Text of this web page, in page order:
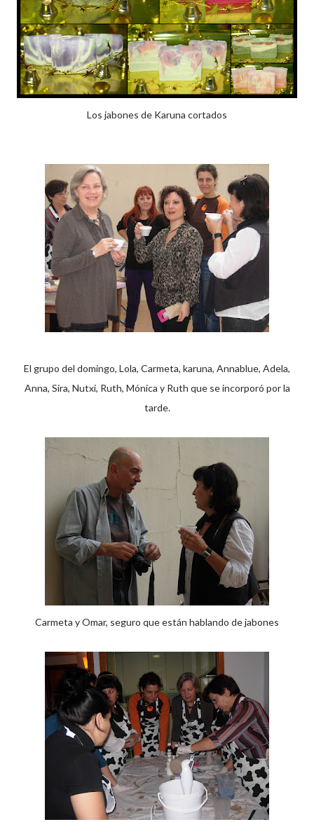
Los jabones de Karuna cortados
El grupo del domingo, Lola, Carmeta, karuna, Annablue, Adela,
Anna, Sira, Nutxi, Ruth, Mónica y Ruth que se incorporó por la
tarde.
Carmeta y Omar, seguro que están hablando de jabones